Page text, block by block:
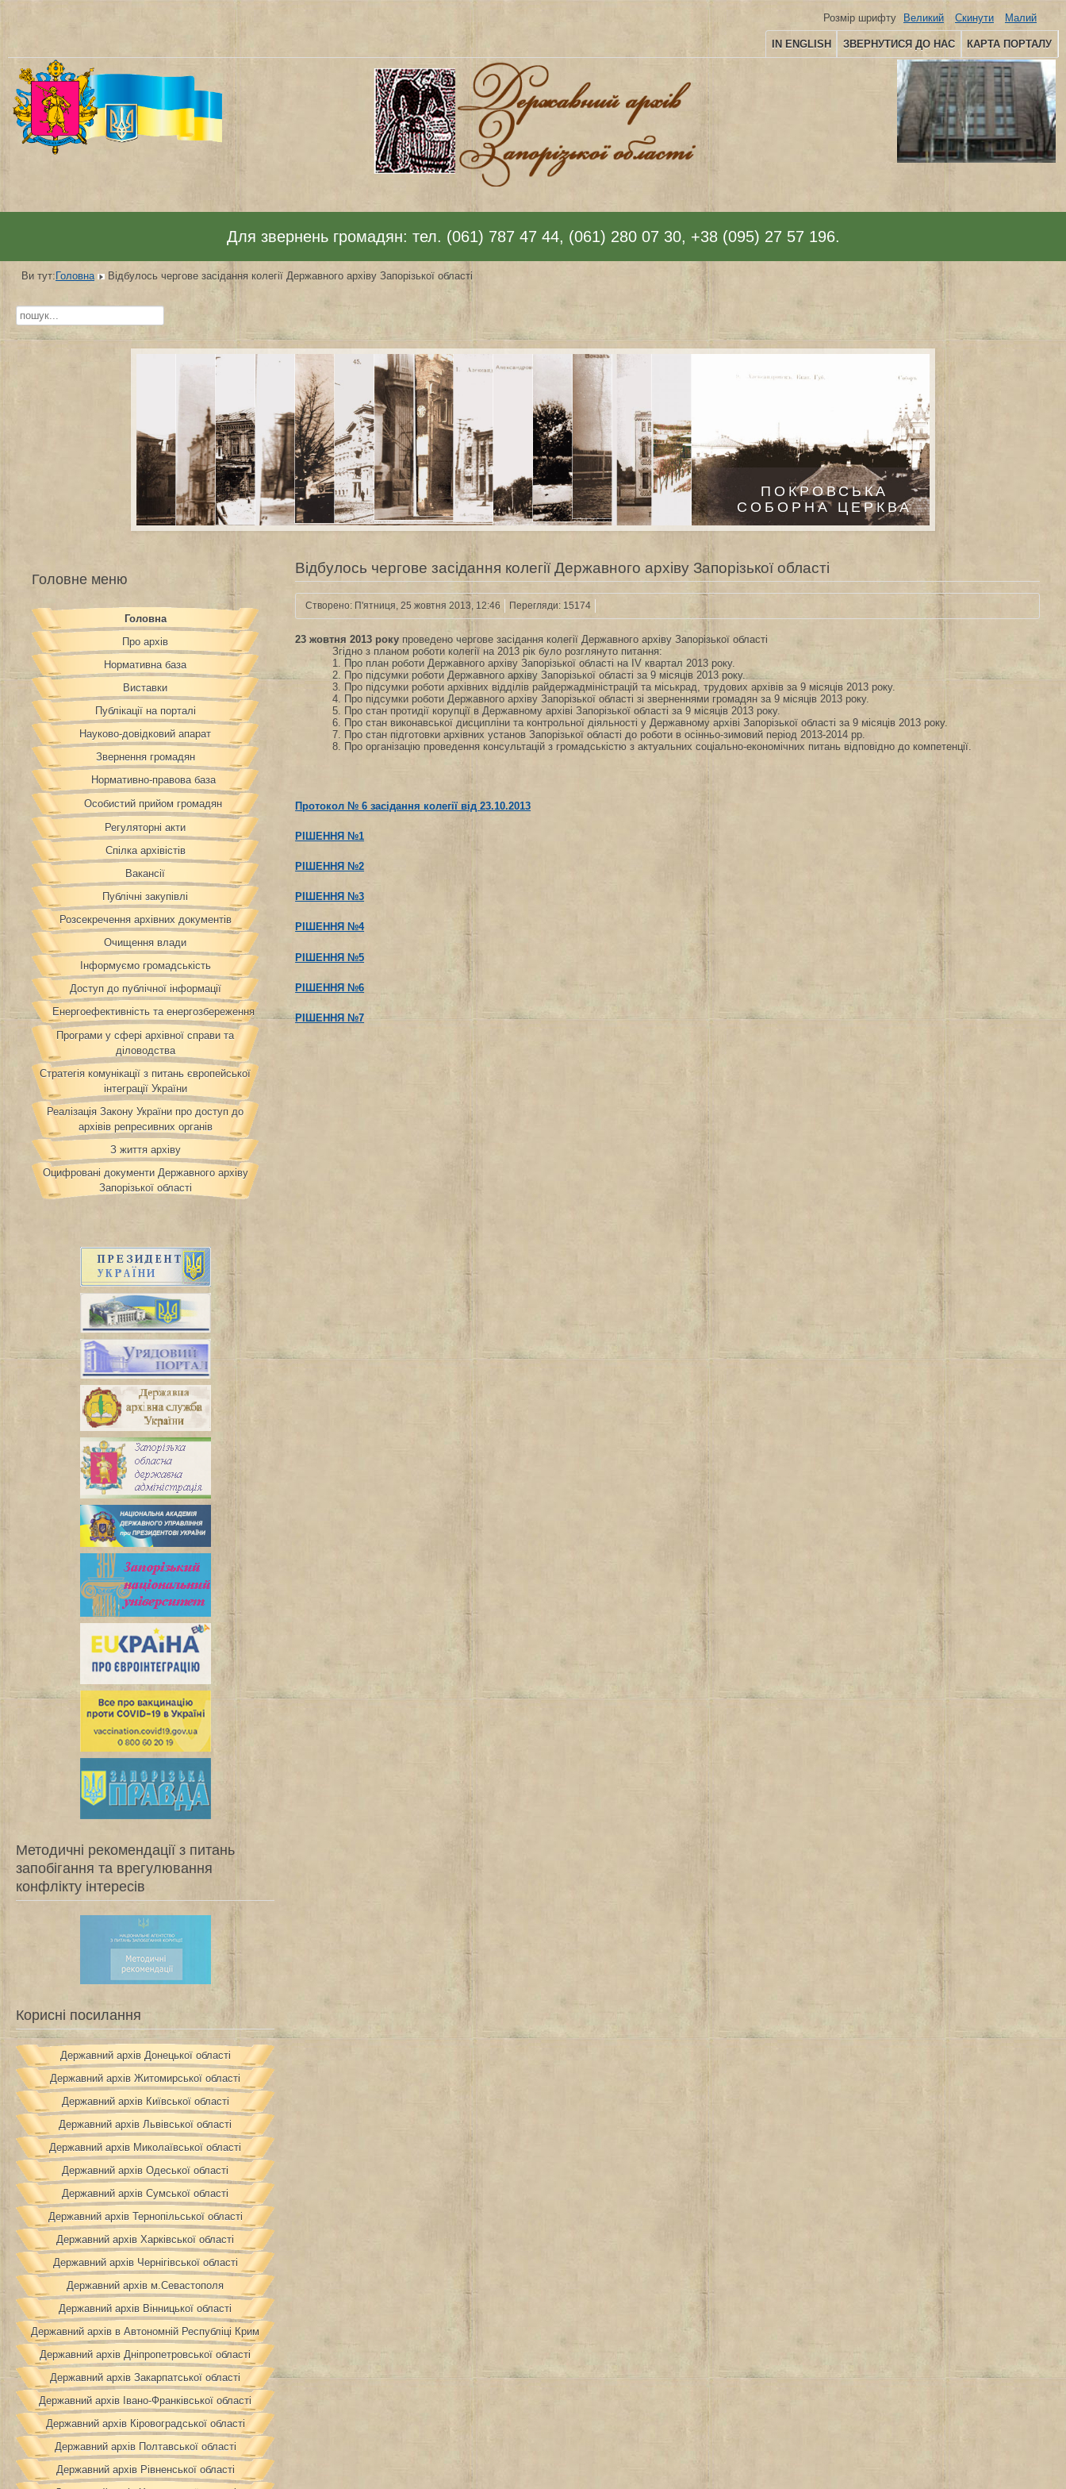
IN ENGLISH ЗВЕРНУТИСЯ ДО НАС КАРТА ПОРТАЛУ
Розмір шрифту Великий Скинути Малий
Для звернень громадян: тел. (061) 787 47 44, (061) 280 07 30, +38 (095) 27 57 196.
Ви тут: Головна Відбулось чергове засідання колегії Державного архіву Запорізької області
Пошук...
ПОКРОВСЬКА
СОБОРНА ЦЕРКВА
Головне меню
Головна
Про архів
Нормативна база
Виставки
Публікації на порталі
Науково-довідковий апарат
Звернення громадян
Нормативно-правова база
Особистий прийом громадян
Регуляторні акти
Спілка архівістів
Вакансії
Публічні закупівлі
Розсекречення архівних документів
Очищення влади
Інформуємо громадськість
Доступ до публічної інформації
Енергоефективність та енергозбереження
Програми у сфері архівної справи та
діловодства
Стратегія комунікації з питань європейської
інтеграції України
Реалізація Закону України про доступ до
архівів репресивних органів
З життя архіву
Оцифровані документи Державного архіву
Запорізької області
Методичні рекомендації з питань
запобігання та врегулювання
конфлікту інтересів
Корисні посилання
Державний архів Донецької області
Державний архів Житомирської області
Державний архів Київської області
Державний архів Львівської області
Державний архів Миколаївської області
Державний архів Одеської області
Державний архів Сумської області
Державний архів Тернопільської області
Державний архів Харківської області
Державний архів Чернігівської області
Державний архів м.Севастополя
Державний архів Вінницької області
Державний архів в Автономній Республіці Крим
Державний архів Дніпропетровської області
Державний архів Закарпатської області
Державний архів Івано-Франківської області
Державний архів Кіровоградської області
Державний архів Полтавської області
Державний архів Рівненської області
Відбулось чергове засідання колегії Державного архіву Запорізької області
Створено: П'ятниця, 25 жовтня 2013, 12:46 Перегляди: 15174
23 жовтня 2013 року проведено чергове засідання колегії Державного архіву Запорізької області
Згідно з планом роботи колегії на 2013 рік було розглянуто питання:
1. Про план роботи Державного архіву Запорізької області на ІV квартал 2013 року.
2. Про підсумки роботи Державного архіву Запорізької області за 9 місяців 2013 року.
3. Про підсумки роботи архівних відділів райдержадміністрацій та міськрад, трудових архівів за 9 місяців 2013 року.
4. Про підсумки роботи Державного архіву Запорізької області зі зверненнями громадян за 9 місяців 2013 року.
5. Про стан протидії корупції в Державному архіві Запорізької області за 9 місяців 2013 року.
6. Про стан виконавської дисципліни та контрольної діяльності у Державному архіві Запорізької області за 9 місяців 2013 року.
7. Про стан підготовки архівних установ Запорізької області до роботи в осінньо-зимовий період 2013-2014 рр.
8. Про організацію проведення консультацій з громадськістю з актуальних соціально-економічних питань відповідно до компетенції.
Протокол № 6 засідання колегії від 23.10.2013
РІШЕННЯ №1
РІШЕННЯ №2
РІШЕННЯ №3
РІШЕННЯ №4
РІШЕННЯ №5
РІШЕННЯ №6
РІШЕННЯ №7